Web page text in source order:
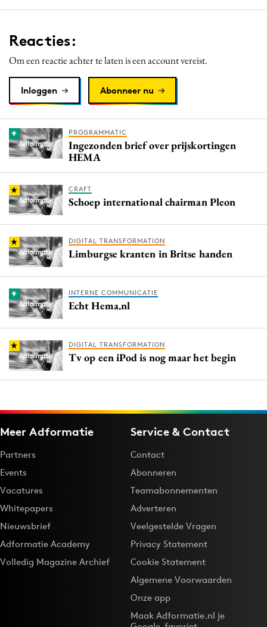
Reacties:
Om een reactie achter te laten is een account vereist.
Inloggen Abonneer nu
PROGRAMMATIC
Ingezonden brief over prijskortingen
HEMA
CRAFT
Schoep international chairman Pleon
DIGITAL TRANSFORMATION
Limburgse kranten in Britse handen
INTERNE COMMUNICATIE
Echt Hema.nl
DIGITAL TRANSFORMATION
Tv op een iPod is nog maar het begin
Meer Adformatie
Partners
Events
Vacatures
Whitepapers
Nieuwsbrief
Adformatie Academy
Volledig Magazine Archief
Service & Contact
Contact
Abonneren
Teamabonnementen
Adverteren
Veelgestelde Vragen
Privacy Statement
Cookie Statement
Algemene Voorwaarden
Onze app
Maak Adformatie.nl je